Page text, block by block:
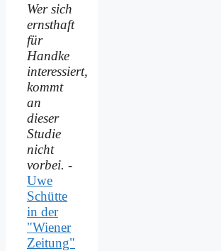
Wer sich
ernsthaft
für
Handke
interessiert,
kommt
an
dieser
Studie
nicht
vorbei. -
Uwe
Schütte
in der
"Wiener
Zeitung"